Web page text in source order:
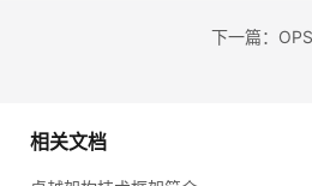
下一篇：
相关文档